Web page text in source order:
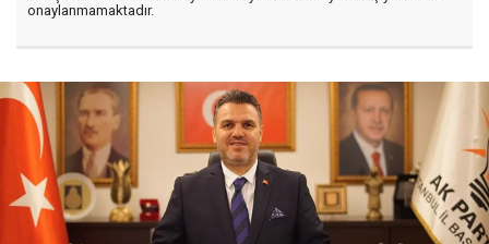
onaylanmamaktadır.